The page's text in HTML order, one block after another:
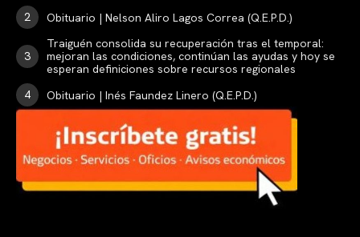
Obituario | Nelson Aliro Lagos Correa (Q.E.P.D.)
Traiguén consolida su recuperación tras el temporal:
mejoran las condiciones, continúan las ayudas y hoy se
esperan definiciones sobre recursos regionales
Obituario | Inés Faundez Linero (Q.E.P.D.)